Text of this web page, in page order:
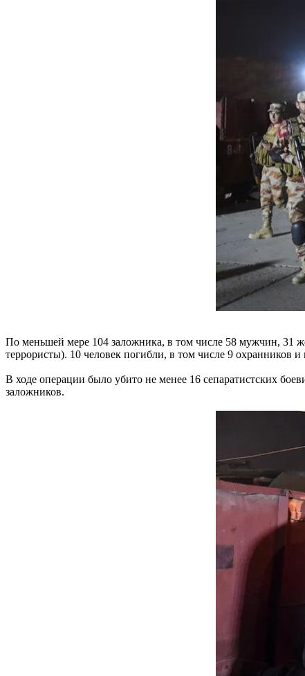
По меньшей мере 104 заложника, в том числе 58 мужчин, 31
террористы). 10 человек погибли, в том числе 9 охранников
В ходе операции было убито не менее 16 сепаратистских
заложников.